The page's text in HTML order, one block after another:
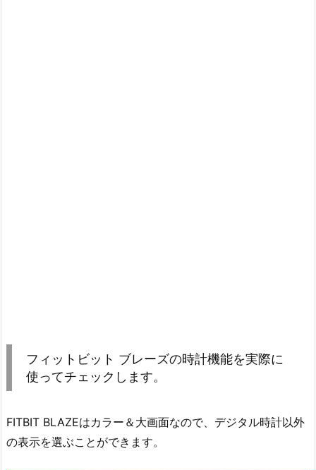
フィットビット ブレーズの時計機能を実際に
使ってチェックします。
FITBIT BLAZEはカラー＆大画面なので、デジタル時計以外
の表示を選ぶことができます。